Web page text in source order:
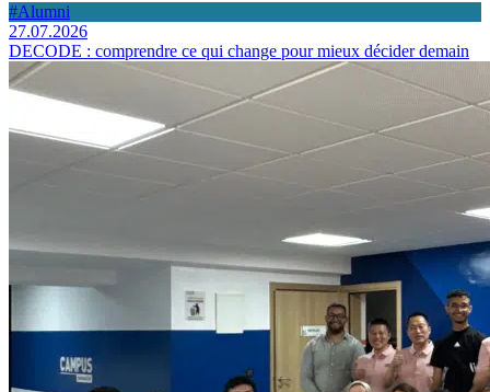
#Alumni
27.07.2026
DECODE : comprendre ce qui change pour mieux décider demain